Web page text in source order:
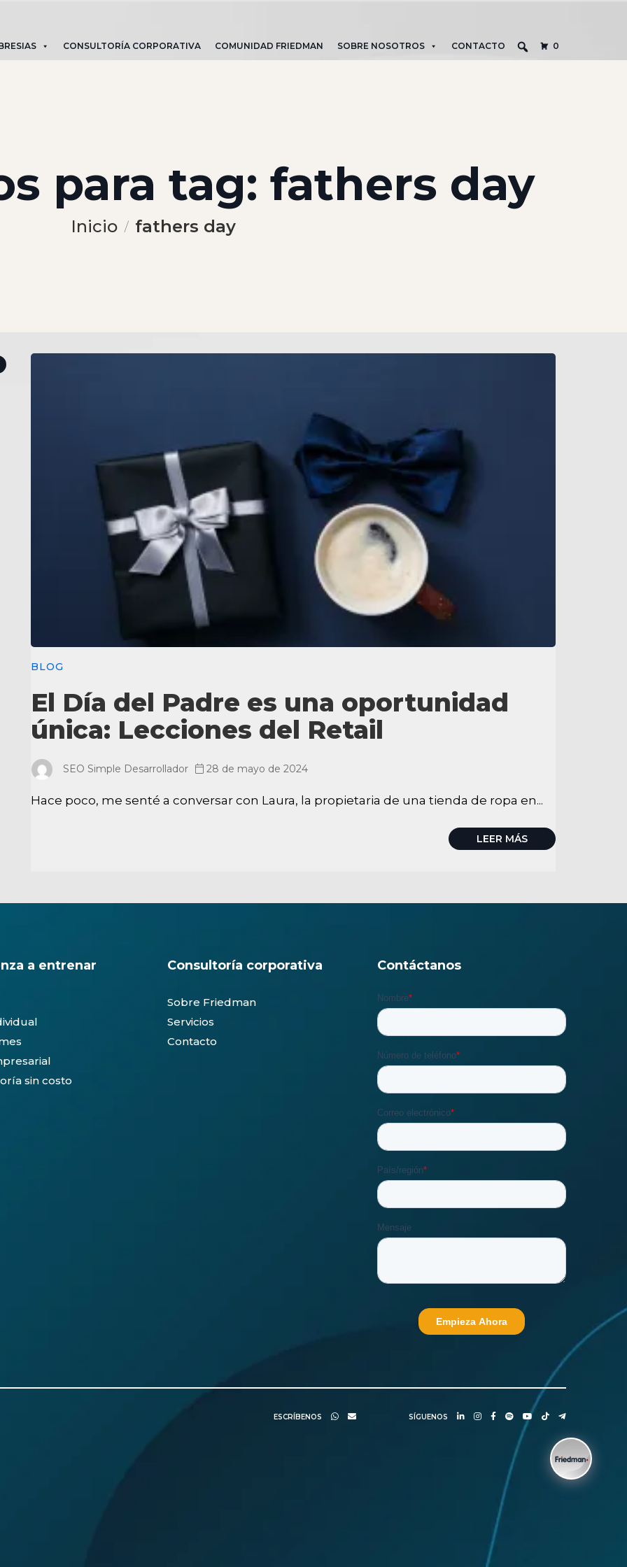
CONSULTORÍA CORPORATIVA COMUNIDAD FRIEDMAN SOBRE NOSOTROS CONTACTO 0
para tag: fathers day
Inicio / fathers day
BLOG
El Día del Padre es una oportunidad
única: Lecciones del Retail
SEO Simple Desarrollador 28 de mayo de 2024
Hace poco, me senté a conversar con Laura, la propietaria de una tienda de ropa en...
LEER MÁS
a entrenar
sin costo
Consultoría corporativa
Sobre Friedman
Servicios
Contacto
Contáctanos
ESCRÍBENOS SÍGUENOS